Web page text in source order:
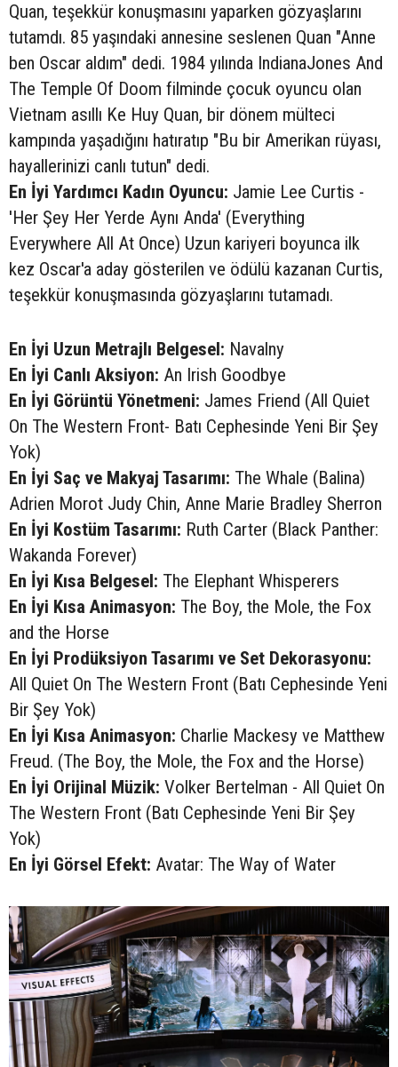
Quan, teşekkür konuşmasını yaparken gözyaşlarını
tutamdı. 85 yaşındaki annesine seslenen Quan "Anne
ben Oscar aldım" dedi. 1984 yılında IndianaJones And
The Temple Of Doom filminde çocuk oyuncu olan
Vietnam asıllı Ke Huy Quan, bir dönem mülteci
kampında yaşadığını hatıratıp "Bu bir Amerikan rüyası,
hayallerinizi canlı tutun" dedi.
En İyi Yardımcı Kadın Oyuncu: Jamie Lee Curtis -
'Her Şey Her Yerde Aynı Anda' (Everything
Everywhere All At Once) Uzun kariyeri boyunca ilk
kez Oscar'a aday gösterilen ve ödülü kazanan Curtis,
teşekkür konuşmasında gözyaşlarını tutamadı.
En İyi Uzun Metrajlı Belgesel: Navalny
En İyi Canlı Aksiyon: An Irish Goodbye
En İyi Görüntü Yönetmeni: James Friend (All Quiet
On The Western Front- Batı Cephesinde Yeni Bir Şey
Yok)
En İyi Saç ve Makyaj Tasarımı: The Whale (Balina)
Adrien Morot Judy Chin, Anne Marie Bradley Sherron
En İyi Kostüm Tasarımı: Ruth Carter (Black Panther:
Wakanda Forever)
En İyi Kısa Belgesel: The Elephant Whisperers
En İyi Kısa Animasyon: The Boy, the Mole, the Fox
and the Horse
En İyi Prodüksiyon Tasarımı ve Set Dekorasyonu:
All Quiet On The Western Front (Batı Cephesinde Yeni
Bir Şey Yok)
En İyi Kısa Animasyon: Charlie Mackesy ve Matthew
Freud. (The Boy, the Mole, the Fox and the Horse)
En İyi Orijinal Müzik: Volker Bertelman - All Quiet On
The Western Front (Batı Cephesinde Yeni Bir Şey
Yok)
En İyi Görsel Efekt: Avatar: The Way of Water